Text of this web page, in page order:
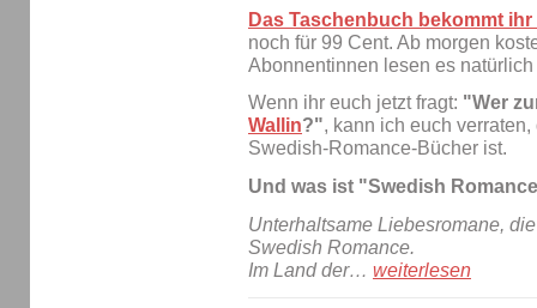
Das Taschenbuch bekommt ihr
noch für 99 Cent. Ab morgen
Abonnentinnen lesen es
Wenn ihr euch jetzt fragt: "Wer
Wallin?", kann ich euch
Swedish-Romance-Bücher ist.
Und was ist "Swedish
Unterhaltsame Liebesromane,
Swedish Romance.
Im Land der… weiterlesen